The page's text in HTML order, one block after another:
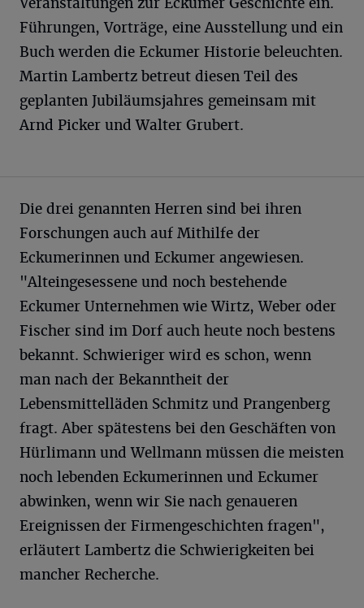
Führungen, Vorträge, eine Ausstellung und ein
Buch werden die Eckumer Historie beleuchten.
Martin Lambertz betreut diesen Teil des
geplanten Jubiläumsjahres gemeinsam mit
Arnd Picker und Walter Grubert.
Die drei genannten Herren sind bei ihren
Forschungen auch auf Mithilfe der
Eckumerinnen und Eckumer angewiesen.
"Alteingesessene und noch bestehende
Eckumer Unternehmen wie Wirtz, Weber oder
Fischer sind im Dorf auch heute noch bestens
bekannt. Schwieriger wird es schon, wenn
man nach der Bekanntheit der
Lebensmittelläden Schmitz und Prangenberg
fragt. Aber spätestens bei den Geschäften von
Hürlimann und Wellmann müssen die meisten
noch lebenden Eckumerinnen und Eckumer
abwinken, wenn wir Sie nach genaueren
Ereignissen der Firmengeschichten fragen",
erläutert Lambertz die Schwierigkeiten bei
mancher Recherche.